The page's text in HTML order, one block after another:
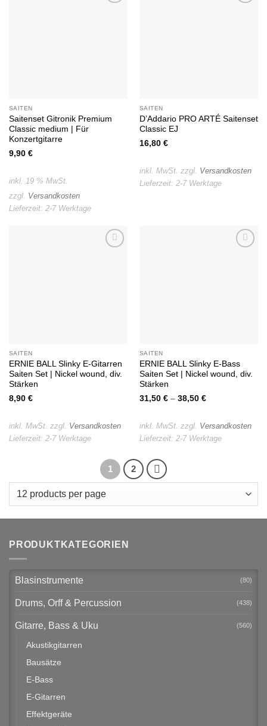
SAITEN
Saitenset Gitronik Premium
Classic medium | Für
Konzertgitarre
9,90 €
inkl. 19 % MwSt.
zzgl. Versandkosten
Lieferzeit: 2-7 Werktage
SAITEN
D’Addario PRO ARTÉ Saitenset
Classic EJ
16,80 €
inkl. MwSt. zzgl. Versandkosten
Lieferzeit: 2-7 Werktage
SAITEN
ERNIE BALL Slinky E-Gitarren
Saiten Set | Nickel wound, div.
Stärken
8,90 €
inkl. MwSt. zzgl. Versandkosten
Lieferzeit: 2-7 Werktage
SAITEN
ERNIE BALL Slinky E-Bass
Saiten Set | Nickel wound, div.
Stärken
31,50 €– 38,50 €
inkl. MwSt. zzgl. Versandkosten
Lieferzeit: 2-7 Werktage
1 2
PRODUKTKATEGORIEN
Blasinstrumente (80)
Drums, Orff & Percussion (438)
Gitarre, Bass & Uku (560)
Akustikgitarren
Bausätze
E-Bass
E-Gitarren
Effektgeräte